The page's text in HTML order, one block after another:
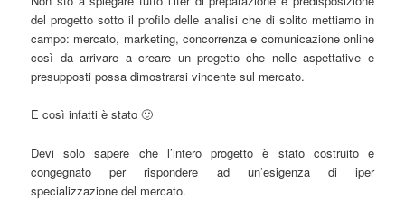
del progetto sotto il profilo delle analisi che di solito mettiamo in
campo: mercato, marketing, concorrenza e comunicazione online
così da arrivare a creare un progetto che nelle aspettative e
presupposti possa dimostrarsi vincente sul mercato.
E così infatti è stato 🙂
Devi solo sapere che l’intero progetto è stato costruito e
congegnato per rispondere ad un’esigenza di iper
specializzazione del mercato.